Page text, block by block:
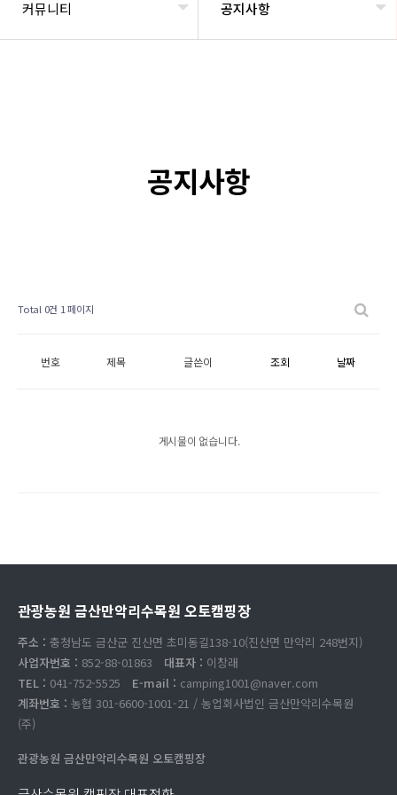
커뮤니티 공지사항
공지사항
Total 0건 1 페이지
번호 제목 글쓴이 조회 날짜
게시물이 없습니다.
관광농원 금산만악리수목원 오토캠핑장
주소 : 충청남도 금산군 진산면 초미동길138-10(진산면 만악리 248번지)
사업자번호 : 852-88-01863 대표자 : 이창래
TEL : 041-752-5525 E-mail : camping1001@naver.com
계좌번호 : 농협 301-6600-1001-21 / 농업회사법인 금산만악리수목원
(주)
관광농원 금산만악리수목원 오토캠핑장